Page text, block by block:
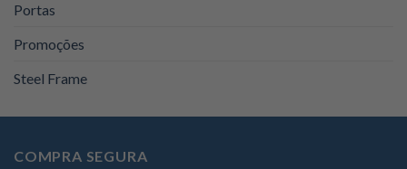
Portas
Promoções
Steel Frame
COMPRA SEGURA